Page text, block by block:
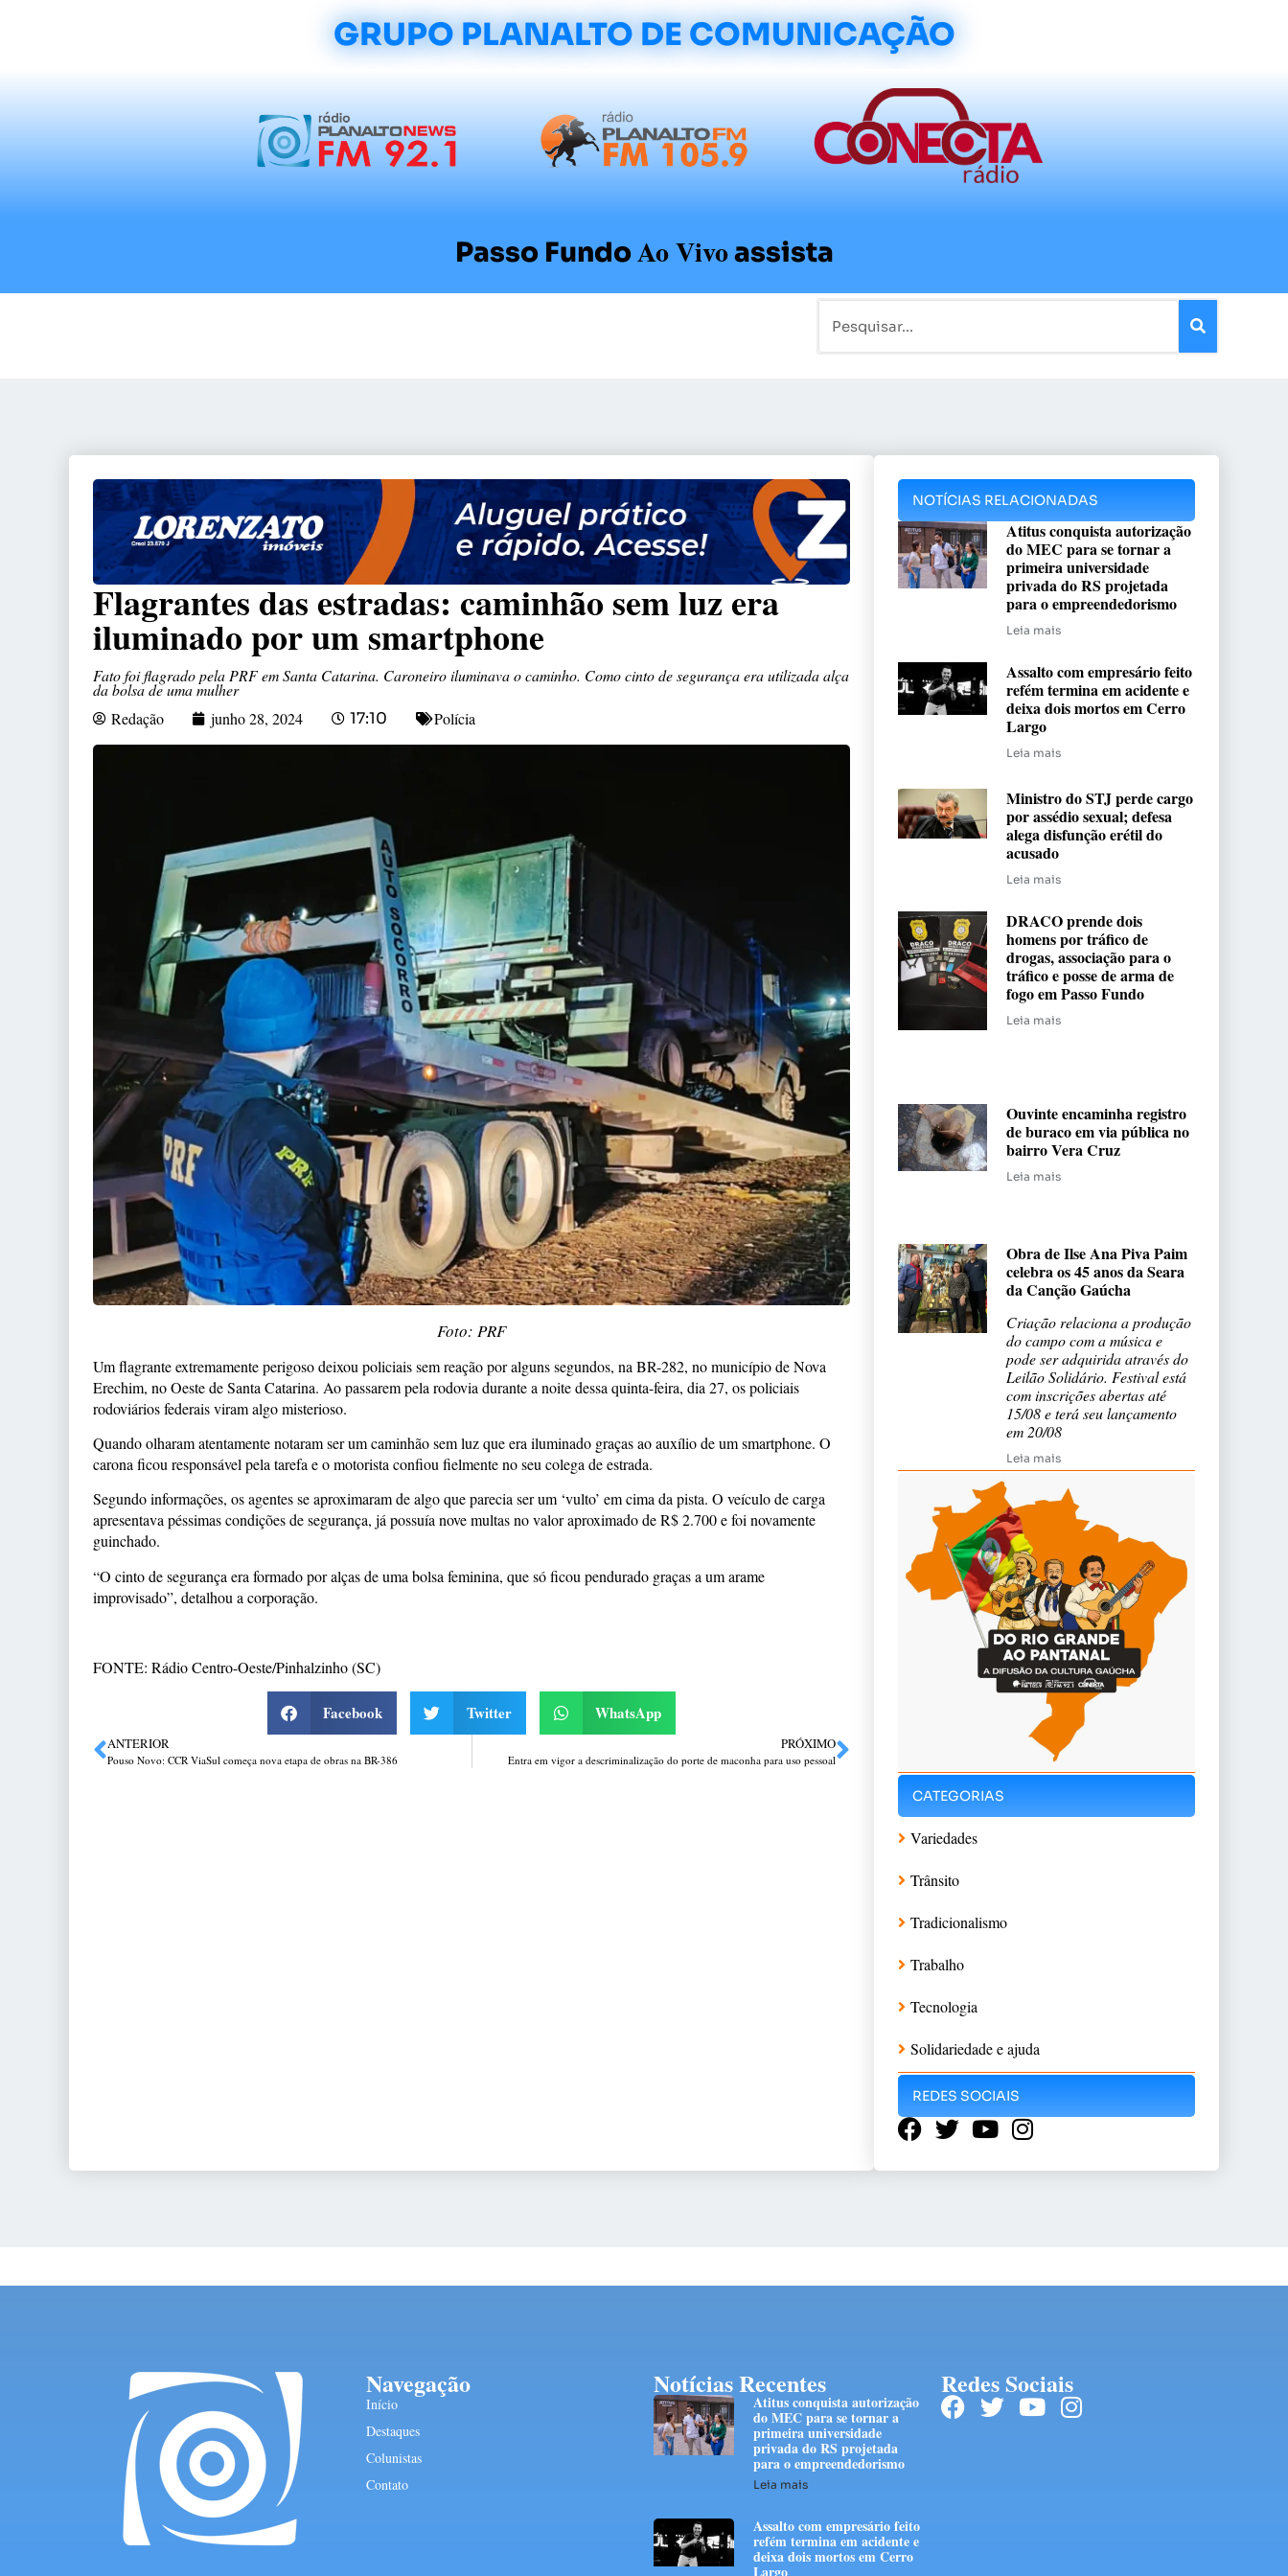
GRUPO PLANALTO DE COMUNICAÇÃO
Passo FundoAo Vivoassista
Flagrantes das estradas: caminhão sem luz era
iluminado por um smartphone
Fato foi flagrado pela PRF em Santa Catarina. Caroneiro iluminava o caminho. Como cinto de segurança era utilizada alça
da bolsa de uma mulher
Redação
junho 28, 2024 17:10 Polícia
Foto: PRF
Um flagrante extremamente perigoso deixou policiais sem reação por alguns segundos, na BR-282, no município de Nova
Erechim, no Oeste de Santa Catarina. Ao passarem pela rodovia durante a noite dessa quinta-feira, dia 27, os policiais
rodoviários federais viram algo misterioso.
Quando olharam atentamente notaram ser um caminhão sem luz que era iluminado graças ao auxílio de um smartphone. O
carona ficou responsável pela tarefa e o motorista confiou fielmente no seu colega de estrada.
Segundo informações, os agentes se aproximaram de algo que parecia ser um ‘vulto’ em cima da pista. O veículo de carga
apresentava péssimas condições de segurança, já possuía nove multas no valor aproximado de R$ 2.700 e foi novamente
guinchado.
“O cinto de segurança era formado por alças de uma bolsa feminina, que só ficou pendurado graças a um arame
improvisado”, detalhou a corporação.
FONTE: Rádio Centro-Oeste/Pinhalzinho (SC)
Facebook Twitter WhatsApp
ANTERIOR
Pouso Novo: CCR ViaSul começa nova etapa de obras na BR-386
PRÓXIMO
Entra em vigor a descriminalização do porte de maconha para uso pessoal
NOTÍCIAS RELACIONADAS
Atitus conquista autorização
do MEC para se tornar a
primeira universidade
privada do RS projetada
para o empreendedorismo
Leia mais
Assalto com empresário feito
refém termina em acidente e
deixa dois mortos em Cerro
Largo
Leia mais
Ministro do STJ perde cargo
por assédio sexual; defesa
alega disfunção erétil do
acusado
Leia mais
DRACO prende dois
homens por tráfico de
drogas, associação para o
tráfico e posse de arma de
fogo em Passo Fundo
Leia mais
Ouvinte encaminha registro
de buraco em via pública no
bairro Vera Cruz
Leia mais
Obra de Ilse Ana Piva Paim
celebra os 45 anos da Seara
da Canção Gaúcha
Criação relaciona a produção
do campo com a música e
pode ser adquirida através do
Leilão Solidário. Festival está
com inscrições abertas até
15/08 e terá seu lançamento
em 20/08
Leia mais
CATEGORIAS
Variedades
Trânsito
Tradicionalismo
Trabalho
Tecnologia
Solidariedade e ajuda
REDES SOCIAIS
Navegação
Início
Destaques
Colunistas
Contato
Notícias Recentes
Atitus conquista autorização
do MEC para se tornar a
primeira universidade
privada do RS projetada
para o empreendedorismo
Leia mais
Assalto com empresário feito
refém termina em acidente e
deixa dois mortos em Cerro
Largo
Redes Sociais